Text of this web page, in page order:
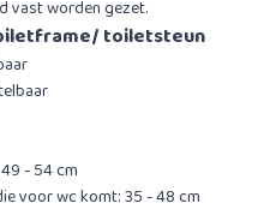
vast worden gezet.
toiletsteun
- 54 cm
voor wc komt: 35 - 48 cm